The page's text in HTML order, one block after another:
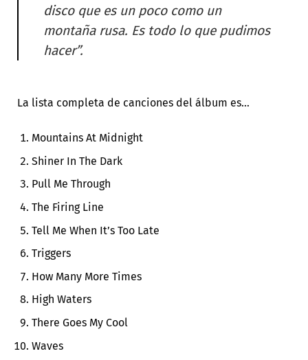
disco que es un poco como un
montaña rusa. Es todo lo que pudimos
hacer”.
La lista completa de canciones del álbum es…
Mountains At Midnight
Shiner In The Dark
Pull Me Through
The Firing Line
Tell Me When It’s Too Late
Triggers
How Many More Times
High Waters
There Goes My Cool
Waves